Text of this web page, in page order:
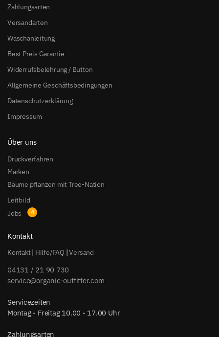
Zahlungsarten
Versandarten
Waschanleitung
Best Preis Garantie
Widerrufsbelehrung / Button
Allgemeine Geschäftsbedingungen
Datenschutzerklärung
Impressum
Über uns
Druckverfahren
Marken
Bäume pflanzen mit Tree-Nation
Leitbild
Jobs
Kontakt
Kontakt| Hilfe/FAQ |Versand
04131 / 21 90 730
service@organic-outfitter.com
Servicezeiten
Montag - Freitag 10.00 - 17.00 Uhr
Zahlungsarten